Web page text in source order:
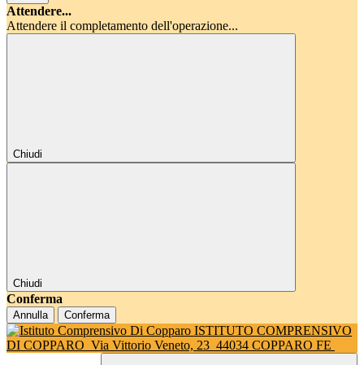
Attendere...
Attendere il completamento dell'operazione...
Chiudi
Chiudi
Conferma
Annulla Conferma
ISTITUTO COMPRENSIVO
DI COPPARO Via Vittorio Veneto, 23 44034 COPPARO FE